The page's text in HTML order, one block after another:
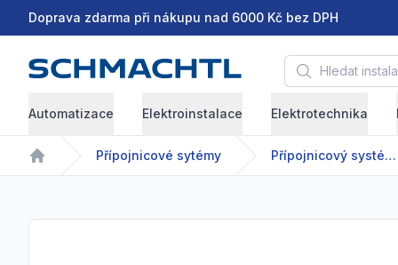
Doprava zdarma při nákupu nad 6000 Kč bez DPH
Hledat
Automatizace Elektroinstalace Elektrotechnika
Home
Přípojnicové sytémy Přípojnicový systém - GDA/GDR - 63-2500 A